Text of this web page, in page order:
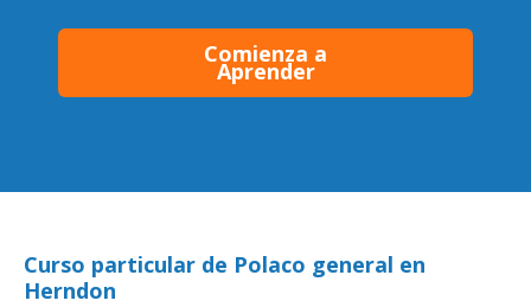
Comienza a
Aprender
Curso particular de Polaco general en
Herndon